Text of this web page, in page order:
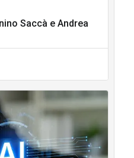
Saccà e Andrea